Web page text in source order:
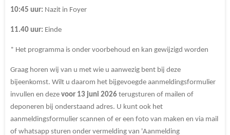
10:45 uur: Nazit in Foyer
11.40 uur: Einde
* Het programma is onder voorbehoud en kan gewijzigd worden
Graag horen wij van u met wie u aanwezig bent bij deze
bijeenkomst. Wilt u daarom het bijgevoegde aanmeldingsformulier
invullen en deze voor 13 juni 2026 terugsturen of mailen of
deponeren bij onderstaand adres. U kunt ook het
aanmeldingsformulier scannen of er een foto van maken en via mail
of whatsapp sturen onder vermelding van 'Aanmelding